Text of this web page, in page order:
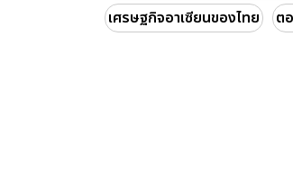
เศรษฐกิจอาเซียนของไทย
ต